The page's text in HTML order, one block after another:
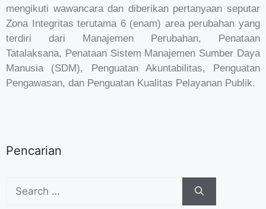
mengikuti wawancara dan diberikan pertanyaan seputar
Zona Integritas terutama 6 (enam) area perubahan yang
terdiri dari Manajemen Perubahan, Penataan
Tatalaksana, Penataan Sistem Manajemen Sumber Daya
Manusia (SDM), Penguatan Akuntabilitas, Penguatan
Pengawasan, dan Penguatan Kualitas Pelayanan Publik.
Pencarian